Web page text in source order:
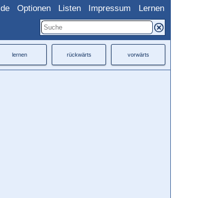
de Optionen Listen Impressum Lernen
lernen rückwärts vorwärts